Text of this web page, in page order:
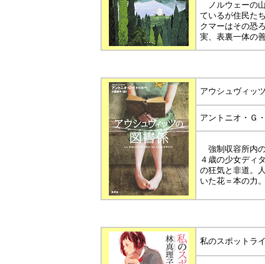
ノルウェーの
ているが住民た
クマーはその恐
実、表裏一体の
アウシュヴィッ
アントニオ・Ｇ
強制収容所内
４歳の少女ディ
の狂気と非道。
いた花＝本の力
私のスポットラ